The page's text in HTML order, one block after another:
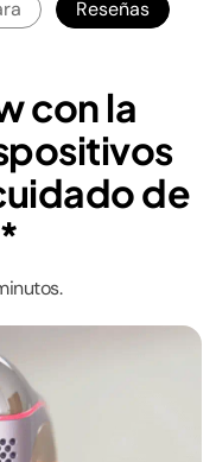
Reseñas
con la
de